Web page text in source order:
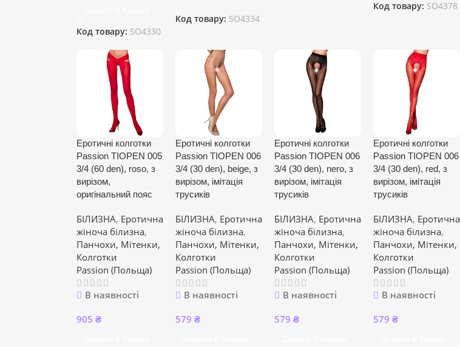
Код товару: SO4330
Код товару: SO4334
Код товару: SO4378
Еротичні колготки
Passion TIOPEN 005
3/4 (60 den), roso, з
вирізом,
оригінальний пояс
БІЛИЗНА, Еротична
жіноча білизна,
Панчохи, Мітенки,
Колготки
Passion (Польща)
В наявності
905 ₴
Еротичні колготки
Passion TIOPEN 006
3/4 (30 den), beige, з
вирізом, імітація
трусиків
БІЛИЗНА, Еротична
жіноча білизна,
Панчохи, Мітенки,
Колготки
Passion (Польща)
В наявності
579 ₴
Еротичні колготки
Passion TIOPEN 006
3/4 (30 den), nero, з
вирізом, імітація
трусиків
БІЛИЗНА, Еротична
жіноча білизна,
Панчохи, Мітенки,
Колготки
Passion (Польща)
В наявності
579 ₴
Еротичні колготки
Passion TIOPEN 006
3/4 (30 den), red, з
вирізом, імітація
трусиків
БІЛИЗНА, Еротична
жіноча білизна,
Панчохи, Мітенки,
Колготки
Passion (Польща)
В наявності
579 ₴